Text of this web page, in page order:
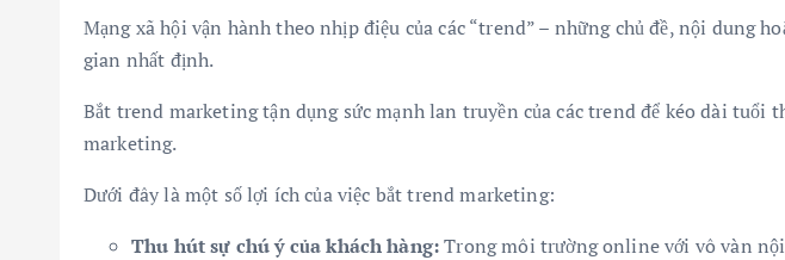
Mạng xã hội vận hành theo nhịp điệu của các “trend” – những chủ đề, nội dung
gian nhất định.
Bắt trend marketing tận dụng sức mạnh lan truyền của các trend để kéo dài tuổi
marketing.
Dưới đây là một số lợi ích của việc bắt trend marketing:
Thu hút sự chú ý của khách hàng:Trong môi trường online với vô vàn